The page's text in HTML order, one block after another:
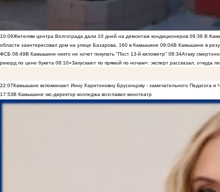
10:09Жителям центра Волгограда дали 10 дней на демонтаж кондиционеров 09:38 В
области заинтересовал дом на улице Базарова, 160 в Камышине 09:04В Камышине в
ФСБ 08:49В Камышине никто не хочет покупать "Пост 13-й километр" 08:34Атаку
рекорд по цене букета 08:10«Запускают по прямой по ночам»: эксперт рассказал, откуда
22:07Камышане вспоминают Инну Харитоновну Брусенцову - замечательного Педагога и
17:53В Камышине экс-директор колледжа возглавил кинотеатр